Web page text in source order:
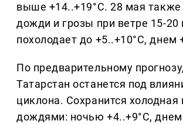
выше +14..+19°C. 28 мая
дожди и грозы при ветре 15-
похолодает до +5..+10°C, днем
По предварительному
Татарстан останется под
циклона. Сохранится холодная
дождями: ночью +4..+9°C, днем